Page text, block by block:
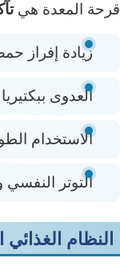
قرحة المعدة هي
زيادة إفراز
العدوى
الاستخدام
التوتر النفسي
النظام